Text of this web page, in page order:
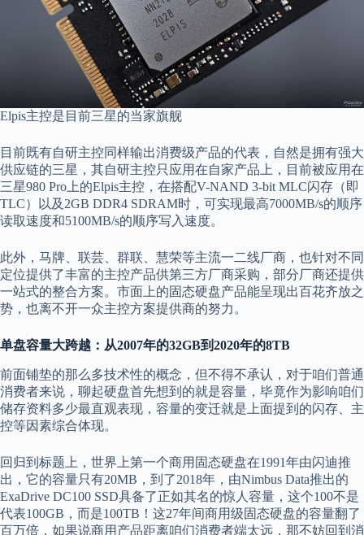
Elpis主控是目前三星的当家旗舰
目前既有自研主控同样输出消费级产品的代表，自然是拥有强大
供应链的三星，其自研主控只应用在自家产品上，目前被应用在
三星980 Pro上的Elpis主控，在搭配V-NAND 3-bit MLC闪存（即
TLC）以及2GB DDR4 SDRAM时，可实现最高7000MB/s的顺序
读取速度和5100MB/s的顺序写入速度。
此外，马牌、联芸、群联、慧荣等主流一二线厂商，也针对不同
定位提供了丰富的主控产品供第三方厂商采购，部分厂商还提供
一站式的整合方案。市面上的固态硬盘产品能呈现出百花齐放之
势，也离不开一众主控方案提供商的努力。
单盘容量大跨越 ：从2007年的32GB到2020年的8TB
前面铺垫的那么多技术性的概念，但不得不承认，对于咱们普通
消费者来说，聊起硬盘首先想到的就是容量，毕竟作为影响咱们
储存资料多少最直观表现，容量的变迁就是上面提到的闪存、主
控等因素综合体现。
回归到标题上，世界上第一个商用固态硬盘在1991年由闪迪推
出，它的容量只有20MB，到了2018年，由Nimbus Data推出的
ExaDrive DC100 SSD具备了正如其名的惊人容量，这个100不是
代表100GB，而是100TB！这27年间商用级固态硬盘的容量翻了
百万倍，如果说商用产品距离咱们消费者端太远，那不妨回到消